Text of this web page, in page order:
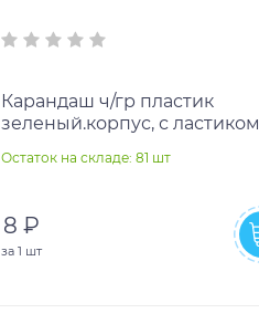
Карандаш ч/гр пластик
зеленый.корпус, с ластиком
Остаток на складе: 81 шт
8 ₽
за1 шт